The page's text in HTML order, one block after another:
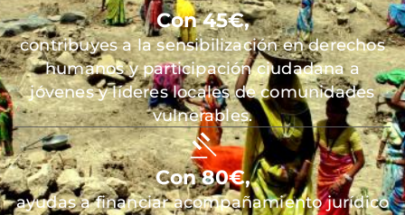
Con 45€,
contribuyes a la sensibilización en derechos
humanos y participación ciudadana a
jóvenes y líderes locales de comunidades
vulnerables.
Con 80€,
ayudas a financiar acompañamiento jurídico